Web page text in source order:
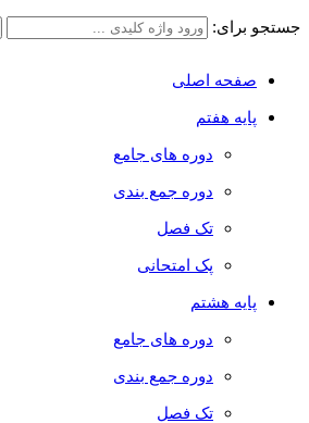
جستجو برای:
صفحه اصلی
پایه هفتم
دوره های جامع
دوره جمع بندی
تک فصل
پک امتحانی
پایه هشتم
دوره های جامع
دوره جمع بندی
تک فصل